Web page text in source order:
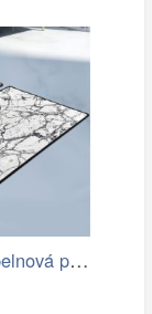
SADA 2x Koupelnová předložka MARBLE 60…